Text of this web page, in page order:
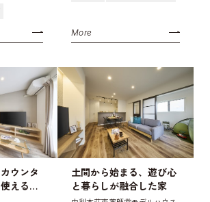
More
ウンタ
えるス
土間から始まる、遊び心
と暮らしが融合した家